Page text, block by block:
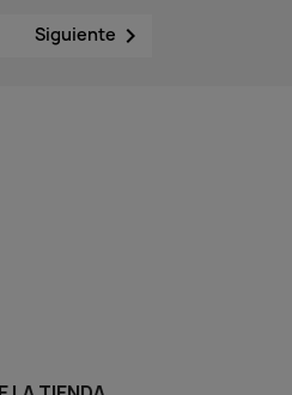
Siguiente 